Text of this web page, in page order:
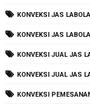
KONVEKSI JAS
KONVEKSI JAS
KONVEKSI JUAL JAS
KONVEKSI JUAL JAS
KONVEKSI